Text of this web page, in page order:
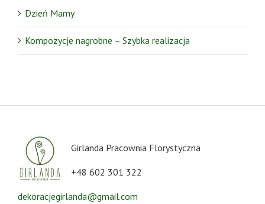
Dzień Mamy
Kompozycje nagrobne – Szybka realizacja
Girlanda Pracownia Florystyczna
+48 602 301 322
dekoracjegirlanda@gmail.com